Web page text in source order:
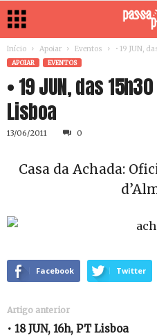
Início Apoiar Eventos • 19 JUN,
APOIAR EVENTOS
• 19 JUN, das
Lisboa
13/06/2011 0
Casa da Achada:
Facebook Twitter
Artigo anterior
• 18 JUN, 16h, PT Lisboa